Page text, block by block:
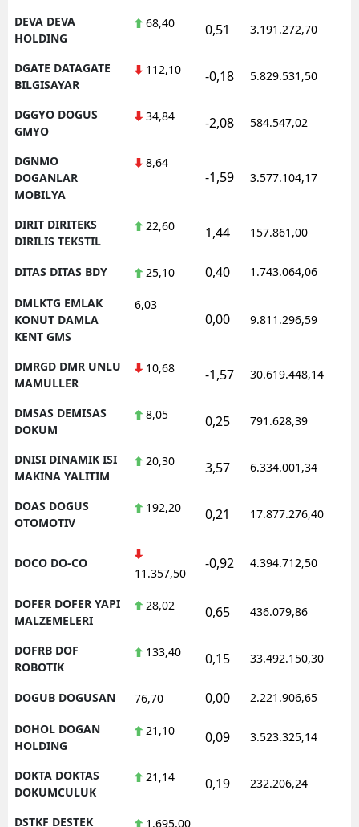
DEVA DEVA
HOLDING
68,40 0,51 3.191.272,70
DGATE DATAGATE
BILGISAYAR
112,10 -0,18 5.829.531,50
DGGYO DOGUS
GMYO
34,84 -2,08 584.547,02
DGNMO
DOGANLAR
MOBILYA
8,64
-1,59 3.577.104,17
DIRIT DIRITEKS
DIRILIS TEKSTIL
22,60 1,44 157.861,00
DITAS DITAS BDY 25,10 0,40 1.743.064,06
DMLKTG EMLAK
KONUT DAMLA
KENT GMS
6,03
0,00 9.811.296,59
DMRGD DMR UNLU
MAMULLER
10,68 -1,57 30.619.448,14
DMSAS DEMISAS
DOKUM
8,05 0,25 791.628,39
DNISI DINAMIK ISI
MAKINA YALITIM
20,30 3,57 6.334.001,34
DOAS DOGUS
OTOMOTIV
192,20 0,21 17.877.276,40
DOCO DO-CO
11.357,50
-0,92 4.394.712,50
DOFER DOFER YAPI
MALZEMELERI
28,02 0,65 436.079,86
DOFRB DOF
ROBOTIK
133,40 0,15 33.492.150,30
DOGUB DOGUSAN 76,70 0,00 2.221.906,65
DOHOL DOGAN
HOLDING
21,10 0,09 3.523.325,14
DOKTA DOKTAS
DOKUMCULUK
21,14 0,19 232.206,24
DSTKF DESTEK 1.695,00